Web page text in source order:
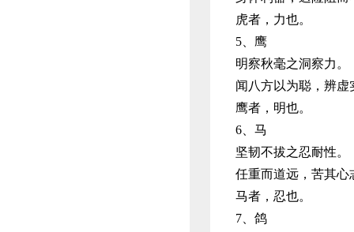
虎者，力也。
5、鹰
明察秋毫之洞察力。
闻八方以为聪，辨虚
鹰者，明也。
6、马
坚韧不拔之忍耐性。
任重而道远，苦其心
马者，忍也。
7、鸽